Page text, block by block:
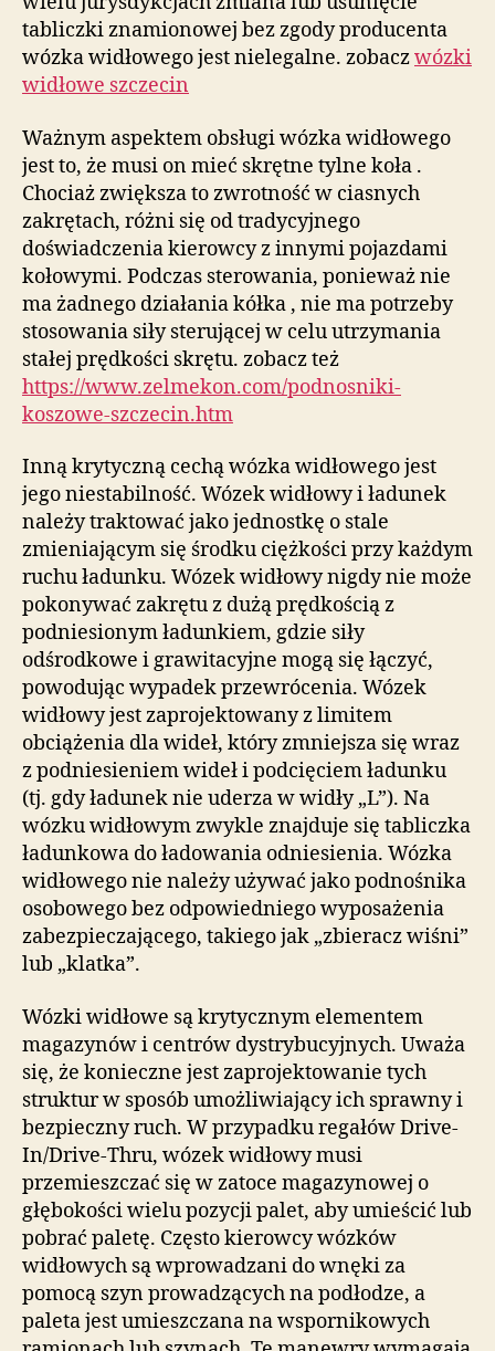
tabliczki znamionowej bez zgody producenta
wózka widłowego jest nielegalne. zobaczwózki
widłowe szczecin
Ważnym aspektem obsługi wózka widłowego
jest to, że musi on mieć skrętne tylne koła .
Chociaż zwiększa to zwrotność w ciasnych
zakrętach, różni się od tradycyjnego
doświadczenia kierowcy z innymi pojazdami
kołowymi. Podczas sterowania, ponieważ nie
ma żadnego działania kółka , nie ma potrzeby
stosowania siły sterującej w celu utrzymania
stałej prędkości skrętu. zobacz też
https://www.zelmekon.com/podnosniki-
koszowe-szczecin.htm
Inną krytyczną cechą wózka widłowego jest
jego niestabilność. Wózek widłowy i ładunek
należy traktować jako jednostkę o stale
zmieniającym się środku ciężkości przy każdym
ruchu ładunku. Wózek widłowy nigdy nie może
pokonywać zakrętu z dużą prędkością z
podniesionym ładunkiem, gdzie siły
odśrodkowe i grawitacyjne mogą się łączyć,
powodując wypadek przewrócenia. Wózek
widłowy jest zaprojektowany z limitem
obciążenia dla wideł, który zmniejsza się wraz
z podniesieniem wideł i podcięciem ładunku
(tj. gdy ładunek nie uderza w widły „L”). Na
wózku widłowym zwykle znajduje się tabliczka
ładunkowa do ładowania odniesienia. Wózka
widłowego nie należy używać jako podnośnika
osobowego bez odpowiedniego wyposażenia
zabezpieczającego, takiego jak „zbieracz wiśni”
lub „klatka”.
Wózki widłowe są krytycznym elementem
magazynów i centrów dystrybucyjnych. Uważa
się, że konieczne jest zaprojektowanie tych
struktur w sposób umożliwiający ich sprawny i
bezpieczny ruch. W przypadku regałów Drive-
In/Drive-Thru, wózek widłowy musi
przemieszczać się w zatoce magazynowej o
głębokości wielu pozycji palet, aby umieścić lub
pobrać paletę. Często kierowcy wózków
widłowych są wprowadzani do wnęki za
pomocą szyn prowadzących na podłodze, a
paleta jest umieszczana na wspornikowych